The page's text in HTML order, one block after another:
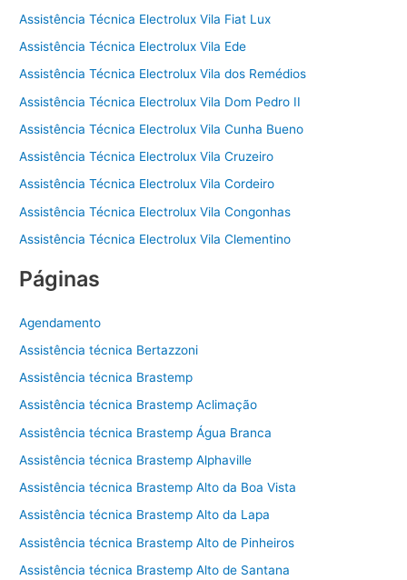
Assistência Técnica Electrolux Vila Fiat Lux
Assistência Técnica Electrolux Vila Ede
Assistência Técnica Electrolux Vila dos Remédios
Assistência Técnica Electrolux Vila Dom Pedro II
Assistência Técnica Electrolux Vila Cunha Bueno
Assistência Técnica Electrolux Vila Cruzeiro
Assistência Técnica Electrolux Vila Cordeiro
Assistência Técnica Electrolux Vila Congonhas
Assistência Técnica Electrolux Vila Clementino
Páginas
Agendamento
Assistência técnica Bertazzoni
Assistência técnica Brastemp
Assistência técnica Brastemp Aclimação
Assistência técnica Brastemp Água Branca
Assistência técnica Brastemp Alphaville
Assistência técnica Brastemp Alto da Boa Vista
Assistência técnica Brastemp Alto da Lapa
Assistência técnica Brastemp Alto de Pinheiros
Assistência técnica Brastemp Alto de Santana